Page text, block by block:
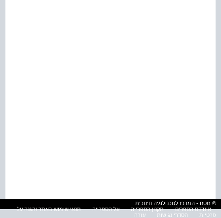
© מטח - המרכז לטכנולוגיה חינוכית
אינדקס הספרים
תקנון הספרייה על הספרייה
תנאי שימוש באתר והגנה על
פרטיות
הסדרי נגישות עזרה